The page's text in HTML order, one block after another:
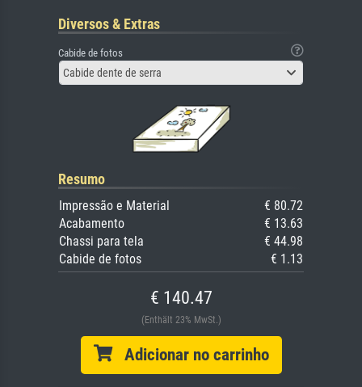
Diversos & Extras
Cabide de fotos
Cabide dente de serra
Resumo
Impressão e Material
€ 80.72
Acabamento
€ 13.63
Chassi para tela
€ 44.98
Cabide de fotos
€ 1.13
€ 140.47
(Enthält 23% MwSt.)
Adicionar no carrinho